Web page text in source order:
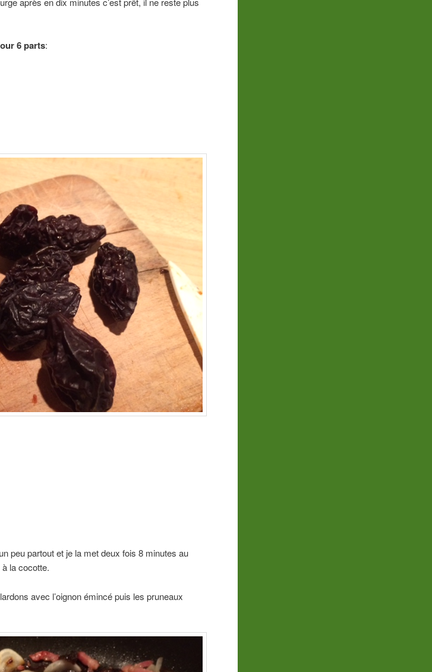
6 parts:
peu partout et je la met deux fois 8 minutes au
la cocotte.
avec l’oignon émincé puis les pruneaux